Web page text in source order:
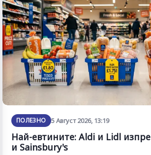
ПОЛЕЗНО 5 Август 2026, 13:19
Най-евтините: Aldi и Lidl
и Sainsbury's